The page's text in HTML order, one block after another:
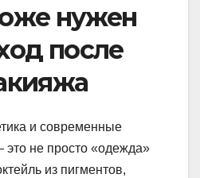
нужен
после
и современные
не просто «одежда»
из пигментов,